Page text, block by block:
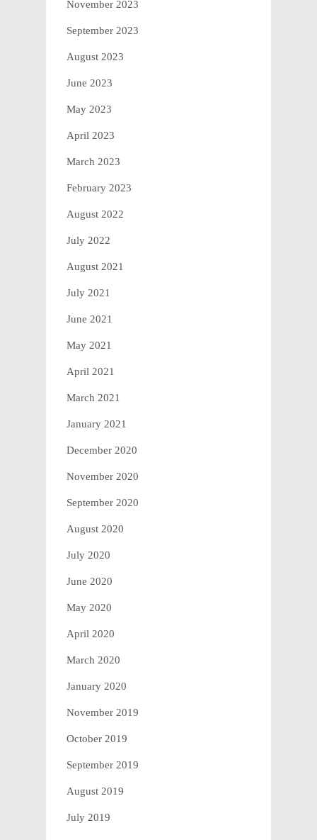
November 2023
September 2023
August 2023
June 2023
May 2023
April 2023
March 2023
February 2023
August 2022
July 2022
August 2021
July 2021
June 2021
May 2021
April 2021
March 2021
January 2021
December 2020
November 2020
September 2020
August 2020
July 2020
June 2020
May 2020
April 2020
March 2020
January 2020
November 2019
October 2019
September 2019
August 2019
July 2019